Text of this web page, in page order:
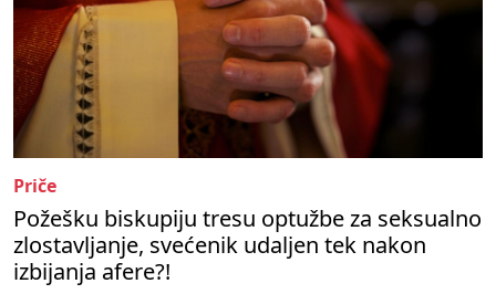
Priče
Požešku biskupiju tresu optužbe za seksualno
zlostavljanje, svećenik udaljen tek nakon
izbijanja afere?!